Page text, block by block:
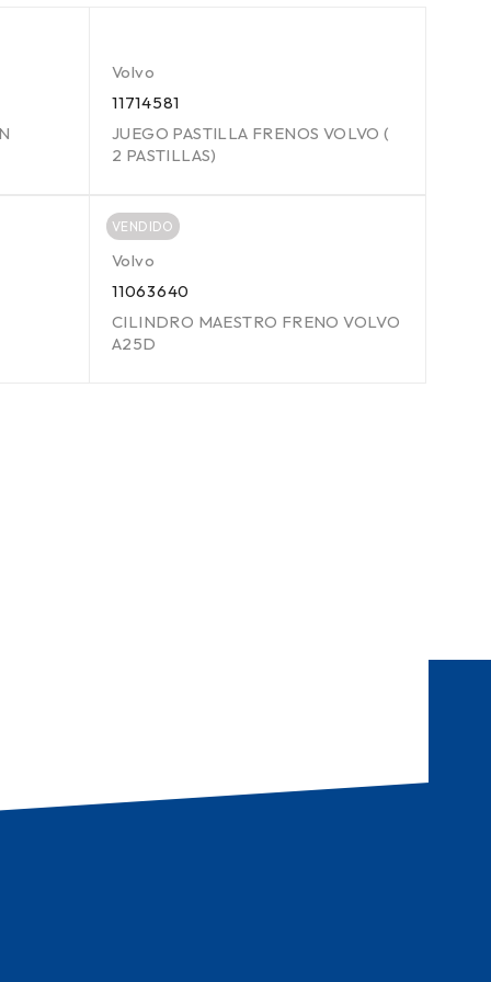
Volvo
11714581
JUEGO PASTILLA FRENOS VOLVO (
2 PASTILLAS)
VENDIDO
Volvo
11063640
CILINDRO MAESTRO FRENO VOLVO
A25D